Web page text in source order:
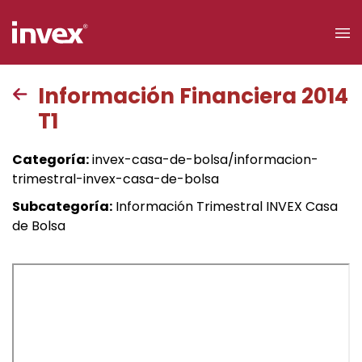
Buscar
Personas
Información Financiera 2014
T1
Categoría:invex-casa-de-bolsa/informacion-
trimestral-invex-casa-de-bolsa
Subcategoría: Información Trimestral INVEX Casa
de Bolsa